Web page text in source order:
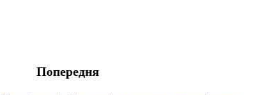
Попередня